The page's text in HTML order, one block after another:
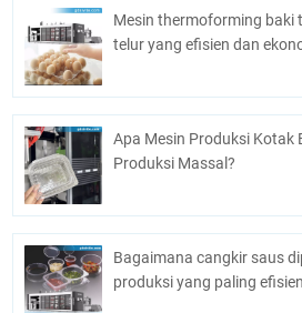
Mesin thermoforming baki
telur yang efisien dan
Apa Mesin Produksi Kotak
Produksi Massal?
Bagaimana cangkir saus
produksi yang paling efisien